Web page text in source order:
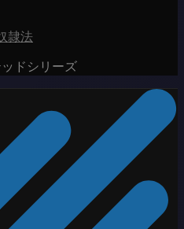
隷法
ドシリーズ